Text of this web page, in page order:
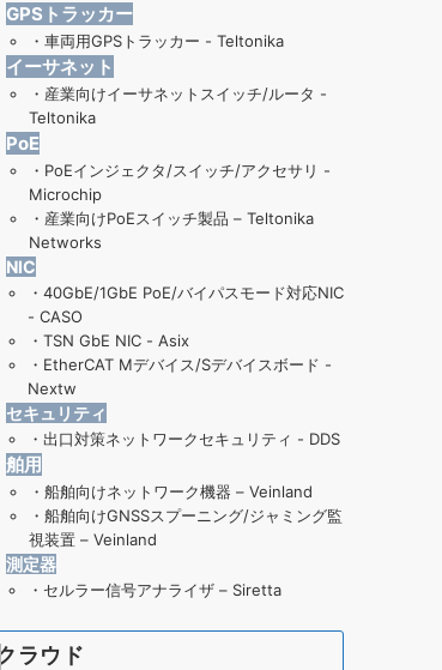
GPSトラッカー
・ 車両用GPSトラッカー - Teltonika
イーサネット
・ 産業向けイーサネットスイッチ/ルータ -
Teltonika
PoE
・ PoEインジェクタ/スイッチ/アクセサリ -
Microchip
・ 産業向けPoEスイッチ製品 – Teltonika
Networks
NIC
・ 40GbE/1GbE PoE/バイパスモード対応NIC
- CASO
・ TSN GbE NIC - Asix
・ EtherCAT Mデバイス/Sデバイスボード -
Nextw
セキュリティ
・ 出口対策ネットワークセキュリティ - DDS
舶用
・ 船舶向けネットワーク機器 – Veinland
・ 船舶向けGNSSスプーニング/ジャミング監
視装置 – Veinland
測定器
・ セルラー信号アナライザ – Siretta
クラウド